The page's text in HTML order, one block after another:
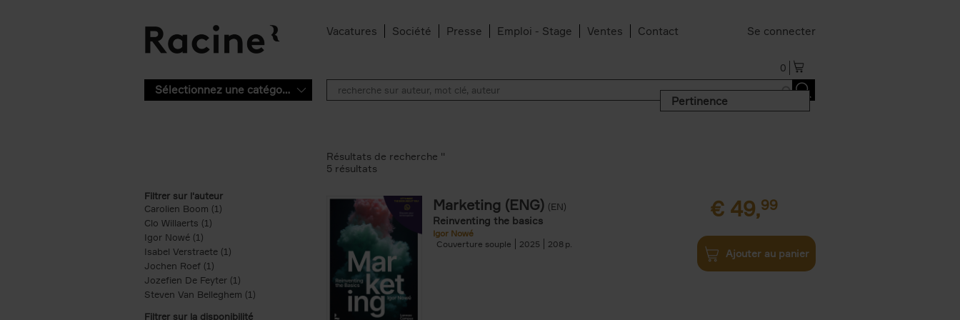
Vacatures Société Presse Emploi - Stage Ventes Contact Se connecter
0
Sélectionnez une catégorie
Pertinence
Filtrer sur l'auteur
Carolien Boom (1)
Clo Willaerts (1)
Igor Nowé (1)
Isabel Verstraete (1) Apply Isabel Verstraete filter
Jochen Roef (1)
Jozefien De Feyter (1) Apply Jozefien De Feyter filter
Steven Van Belleghem (1) Apply Steven Van Belleghem filter
Filtrer sur la disponibilité
Résultats de recherche ''
5 résultats
Marketing (ENG) (EN)
Reinventing the basics
Igor Nowé
Couverture souple
2025 208
€ 49,99
Ajouter au panier